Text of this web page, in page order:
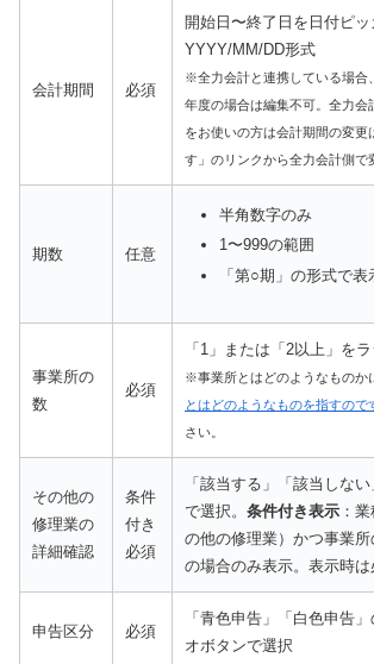
会計期間 必須
開始日〜終了日を日付ピッ
YYYY/MM/DD形式
※全力会計と連携している場合
年度の場合は編集不可。全力会
をお使いの方は会計期間の変更
す」のリンクから全力会計側で
期数 任意
半角数字のみ
1〜999の範囲
「第○期」の形式で表
事業所の
数
必須
「1」または「2以上」を
※事業所とはどのようなものか
とはどのようなものを指すので
さい。
その他の
修理業の
詳細確認
条件
付き
必須
「該当する」「該当しな
で選択。 条件付き表示 ：
の他の修理業）かつ事業所
の場合のみ表示。表示時は
申告区分 必須
「青色申告」「白色申告
オボタンで選択